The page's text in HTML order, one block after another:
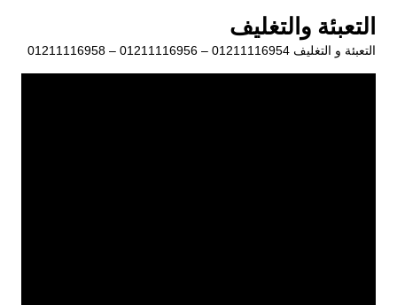
المحتوى
التعبئة والتغليف
التعبئة و التغليف 01211116954 – 01211116956 – 01211116958